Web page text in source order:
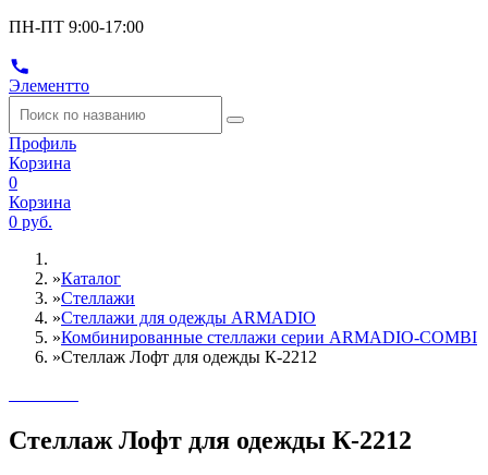
ПН-ПТ 9:00-17:00
Элементто
Профиль
Корзина
0
Корзина
0 руб.
»Каталог
»Стеллажи
»Cтеллажи для одежды ARMADIO
»Комбинированные стеллажи серии ARMADIO-COMBI
»Стеллаж Лофт для одежды К-2212
Стеллаж Лофт для одежды К-2212